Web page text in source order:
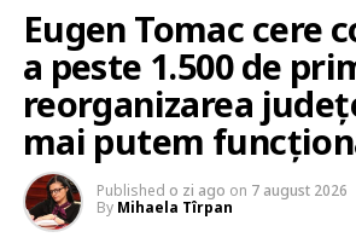
Eugen Tomac cere
a peste 1.500 de
reorganizarea
mai putem
Published o zi ago on 7 august 2026
By Mihaela Tîrpan